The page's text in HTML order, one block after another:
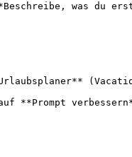
was du
**Prompt